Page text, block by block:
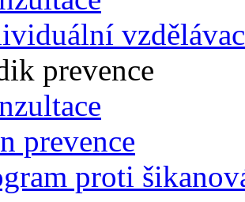
prevence
prevence
proti